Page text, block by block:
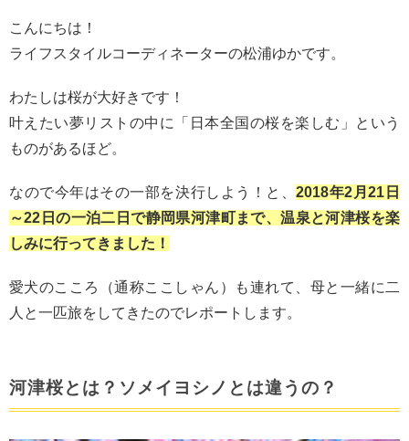
こんにちは！
ライフスタイルコーディネーターの松浦ゆかです。
わたしは桜が大好きです！
叶えたい夢リストの中に「日本全国の桜を楽しむ」という
ものがあるほど。
なので今年はその一部を決行しよう！と、2018年2月21日
～22日の一泊二日で静岡県河津町まで、温泉と河津桜を楽
しみに行ってきました！
愛犬のこころ（通称ここしゃん）も連れて、母と一緒に二
人と一匹旅をしてきたのでレポートします。
河津桜とは？ソメイヨシノとは違うの？